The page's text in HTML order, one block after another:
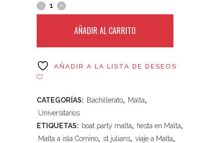
AÑADIR AL CARRITO
AÑADIR A LA LISTA DE DESEOS
CATEGORÍAS: Bachillerato, Malta,
Universitarios
ETIQUETAS: boat party malta, fiesta en Malta,
Malta a isla Comino, st julians, viaje a Malta,